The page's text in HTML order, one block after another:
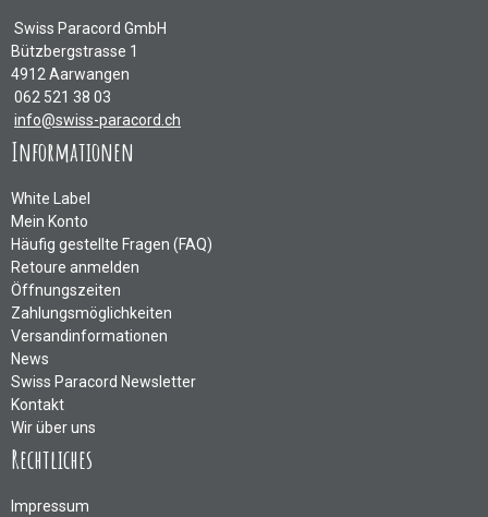
Swiss Paracord GmbH
Bützbergstrasse 1
4912 Aarwangen
062 521 38 03
info@swiss-paracord.ch
Informationen
White Label
Mein Konto
Häufig gestellte Fragen (FAQ)
Retoure anmelden
Öffnungszeiten
Zahlungsmöglichkeiten
Versandinformationen
News
Swiss Paracord Newsletter
Kontakt
Wir über uns
Rechtliches
Impressum